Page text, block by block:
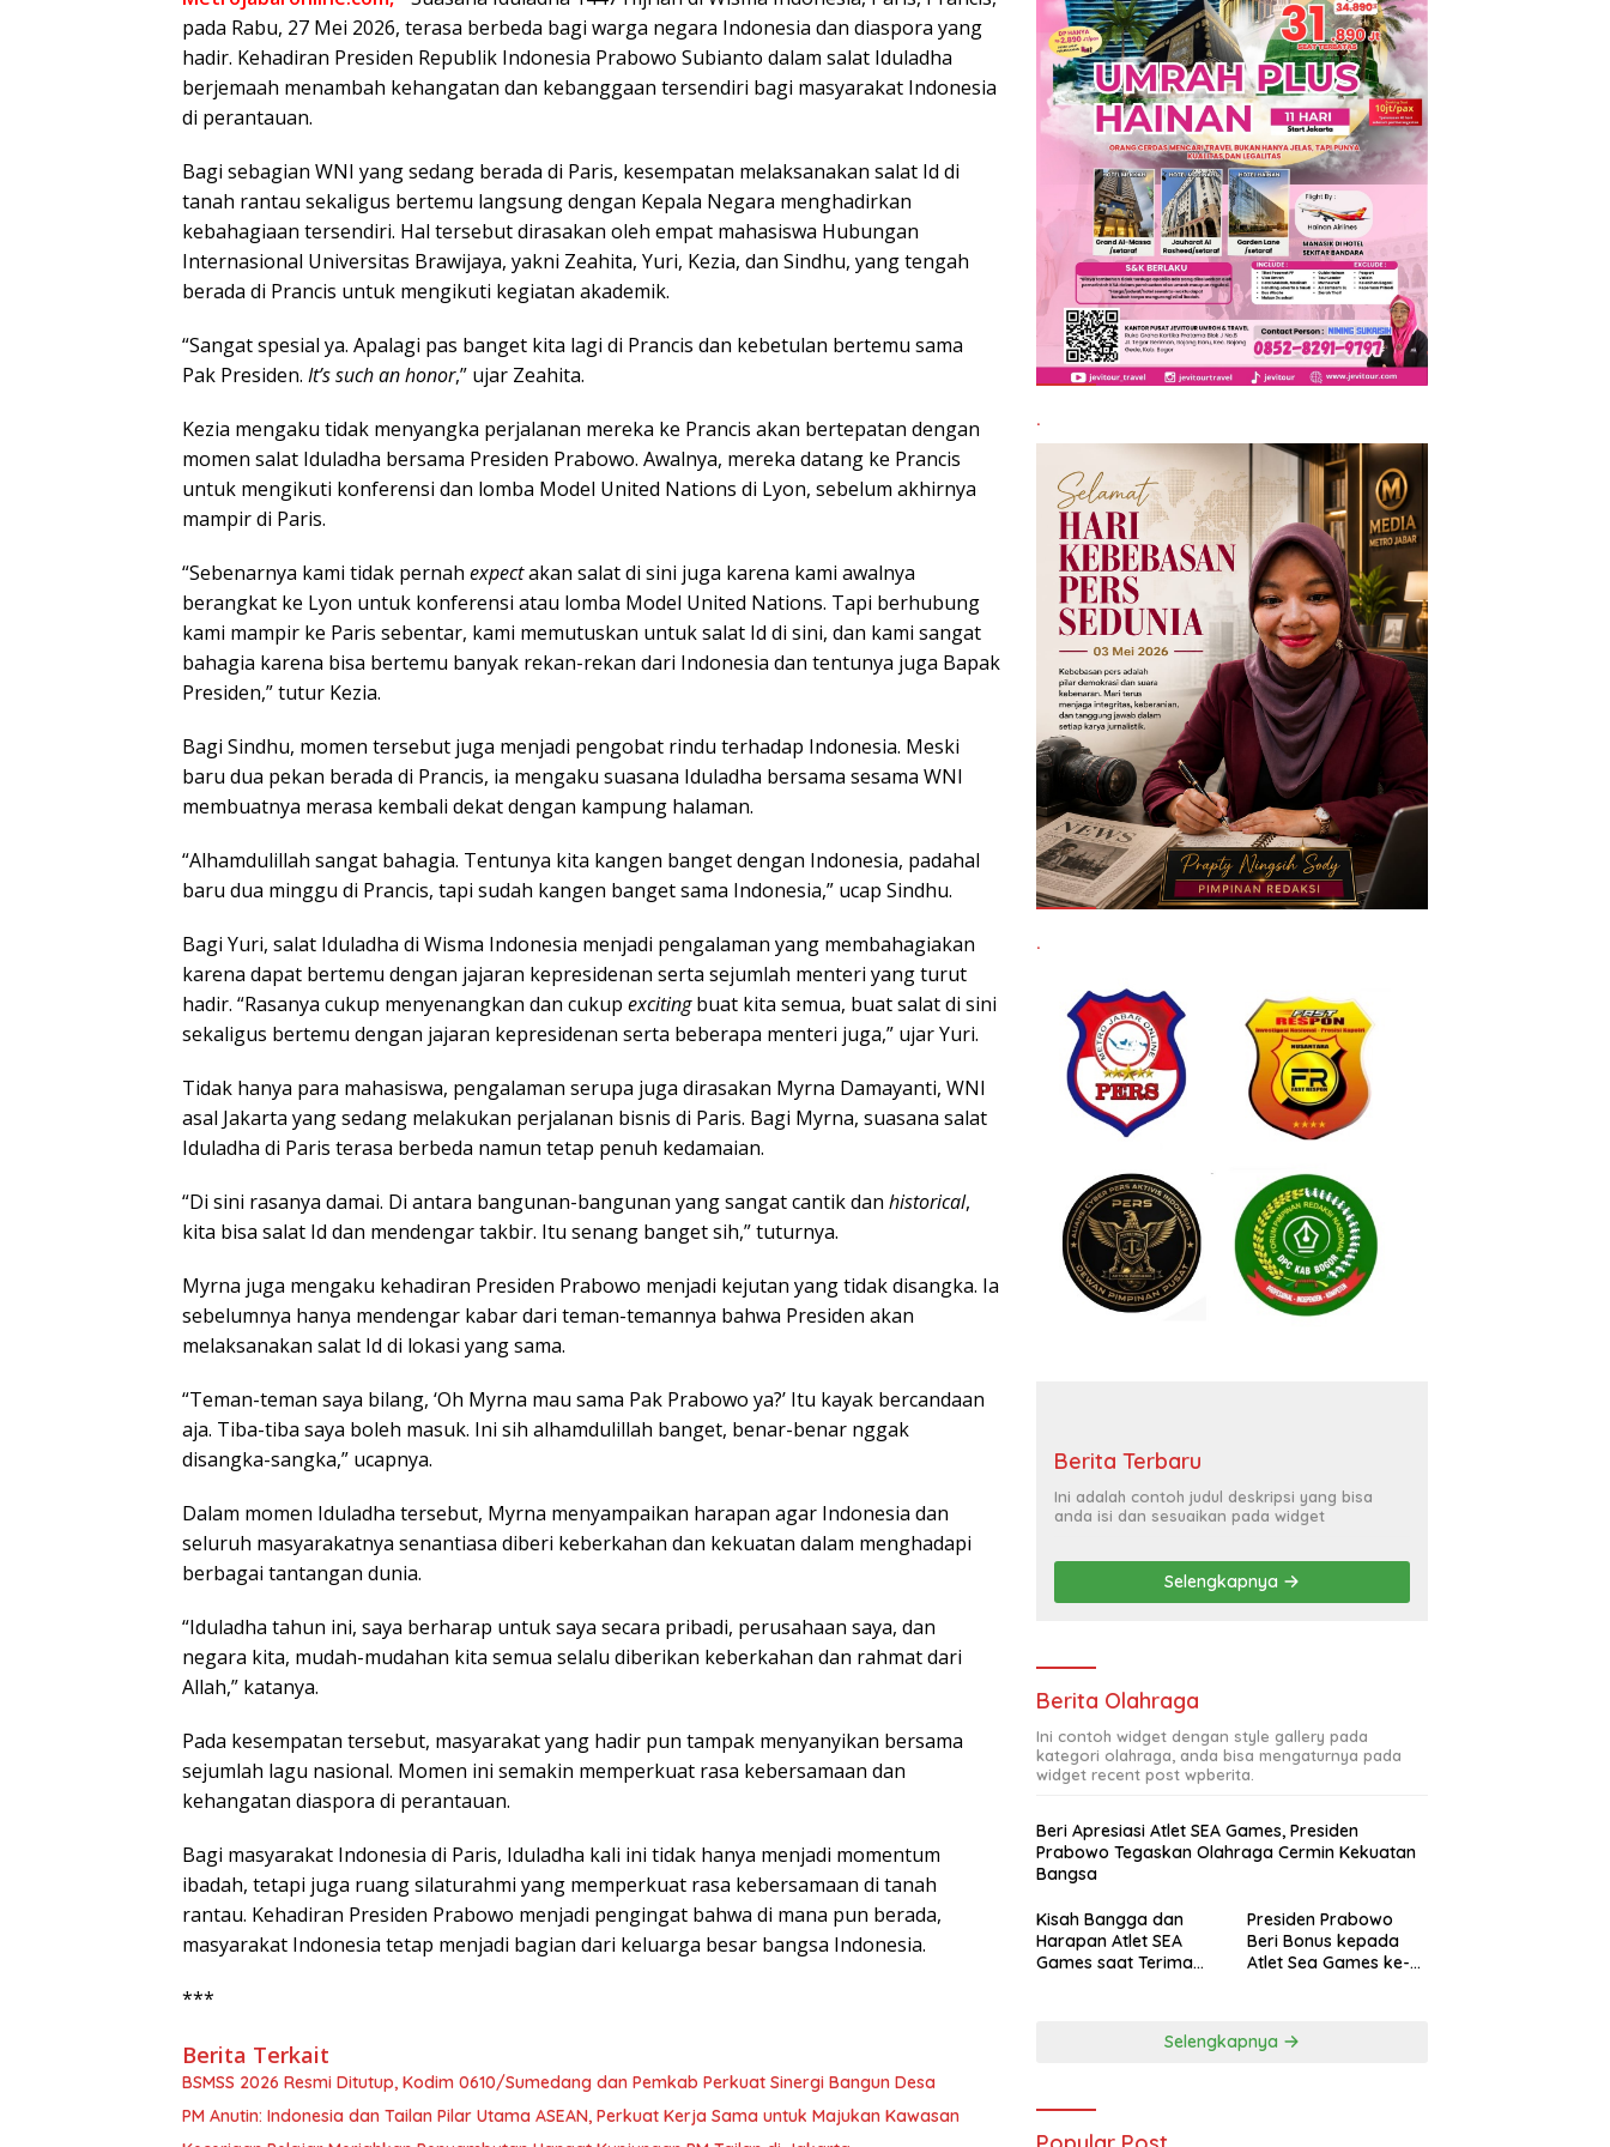
Metrojabaronline.com,-
Suasana Iduladha 1447 Hijriah di Wisma Indonesia, Paris, Prancis,
pada Rabu, 27 Mei 2026, terasa berbeda bagi warga negara Indonesia dan diaspora yang
hadir. Kehadiran Presiden Republik Indonesia Prabowo Subianto dalam salat Iduladha
berjemaah menambah kehangatan dan kebanggaan tersendiri bagi masyarakat Indonesia
di perantauan.
Bagi sebagian WNI yang sedang berada di Paris, kesempatan melaksanakan salat Id di
tanah rantau sekaligus bertemu langsung dengan Kepala Negara menghadirkan
kebahagiaan tersendiri. Hal tersebut dirasakan oleh empat mahasiswa Hubungan
Internasional Universitas Brawijaya, yakni Zeahita, Yuri, Kezia, dan Sindhu, yang tengah
berada di Prancis untuk mengikuti kegiatan akademik.
“Sangat spesial ya. Apalagi pas banget kita lagi di Prancis dan kebetulan bertemu sama
Pak Presiden. It’s such an honor,” ujar Zeahita.
Kezia mengaku tidak menyangka perjalanan mereka ke Prancis akan bertepatan dengan
momen salat Iduladha bersama Presiden Prabowo. Awalnya, mereka datang ke Prancis
untuk mengikuti konferensi dan lomba Model United Nations di Lyon, sebelum akhirnya
mampir di Paris.
“Sebenarnya kami tidak pernah expectakan salat di sini juga karena kami awalnya
berangkat ke Lyon untuk konferensi atau lomba Model United Nations. Tapi berhubung
kami mampir ke Paris sebentar, kami memutuskan untuk salat Id di sini, dan kami sangat
bahagia karena bisa bertemu banyak rekan-rekan dari Indonesia dan tentunya juga Bapak
Presiden,” tutur Kezia.
Bagi Sindhu, momen tersebut juga menjadi pengobat rindu terhadap Indonesia. Meski
baru dua pekan berada di Prancis, ia mengaku suasana Iduladha bersama sesama WNI
membuatnya merasa kembali dekat dengan kampung halaman.
“Alhamdulillah sangat bahagia. Tentunya kita kangen banget dengan Indonesia, padahal
baru dua minggu di Prancis, tapi sudah kangen banget sama Indonesia,” ucap Sindhu.
Bagi Yuri, salat Iduladha di Wisma Indonesia menjadi pengalaman yang membahagiakan
karena dapat bertemu dengan jajaran kepresidenan serta sejumlah menteri yang turut
hadir. “Rasanya cukup menyenangkan dan cukup exciting buat kita semua, buat salat di sini
sekaligus bertemu dengan jajaran kepresidenan serta beberapa menteri juga,” ujar Yuri.
Tidak hanya para mahasiswa, pengalaman serupa juga dirasakan Myrna Damayanti, WNI
asal Jakarta yang sedang melakukan perjalanan bisnis di Paris. Bagi Myrna, suasana salat
Iduladha di Paris terasa berbeda namun tetap penuh kedamaian.
“Di sini rasanya damai. Di antara bangunan-bangunan yang sangat cantik dan historical,
kita bisa salat Id dan mendengar takbir. Itu senang banget sih,” tuturnya.
Myrna juga mengaku kehadiran Presiden Prabowo menjadi kejutan yang tidak disangka. Ia
sebelumnya hanya mendengar kabar dari teman-temannya bahwa Presiden akan
melaksanakan salat Id di lokasi yang sama.
“Teman-teman saya bilang, ‘Oh Myrna mau sama Pak Prabowo ya?’ Itu kayak bercandaan
aja. Tiba-tiba saya boleh masuk. Ini sih alhamdulillah banget, benar-benar nggak
disangka-sangka,” ucapnya.
Dalam momen Iduladha tersebut, Myrna menyampaikan harapan agar Indonesia dan
seluruh masyarakatnya senantiasa diberi keberkahan dan kekuatan dalam menghadapi
berbagai tantangan dunia.
“Iduladha tahun ini, saya berharap untuk saya secara pribadi, perusahaan saya, dan
negara kita, mudah-mudahan kita semua selalu diberikan keberkahan dan rahmat dari
Allah,” katanya.
Pada kesempatan tersebut, masyarakat yang hadir pun tampak menyanyikan bersama
sejumlah lagu nasional. Momen ini semakin memperkuat rasa kebersamaan dan
kehangatan diaspora di perantauan.
Bagi masyarakat Indonesia di Paris, Iduladha kali ini tidak hanya menjadi momentum
ibadah, tetapi juga ruang silaturahmi yang memperkuat rasa kebersamaan di tanah
rantau. Kehadiran Presiden Prabowo menjadi pengingat bahwa di mana pun berada,
masyarakat Indonesia tetap menjadi bagian dari keluarga besar bangsa Indonesia.
***
Berita Terkait
BSMSS 2026 Resmi Ditutup, Kodim 0610/Sumedang dan Pemkab Perkuat Sinergi Bangun Desa
PM Anutin: Indonesia dan Tailan Pilar Utama ASEAN, Perkuat Kerja Sama untuk Majukan Kawasan
.
.
Berita Terbaru
Ini adalah contoh judul deskripsi yang bisa
anda isi dan sesuaikan pada widget
Selengkapnya
Berita Olahraga
Ini contoh widget dengan style gallery pada
kategori olahraga, anda bisa mengaturnya pada
widget recent post wpberita.
Beri Apresiasi Atlet SEA Games, Presiden
Prabowo Tegaskan Olahraga Cermin Kekuatan
Bangsa
Kisah Bangga dan
Harapan Atlet SEA
Games saat Terima
Presiden Prabowo
Beri Bonus kepada
Atlet Sea Games ke-
Selengkapnya